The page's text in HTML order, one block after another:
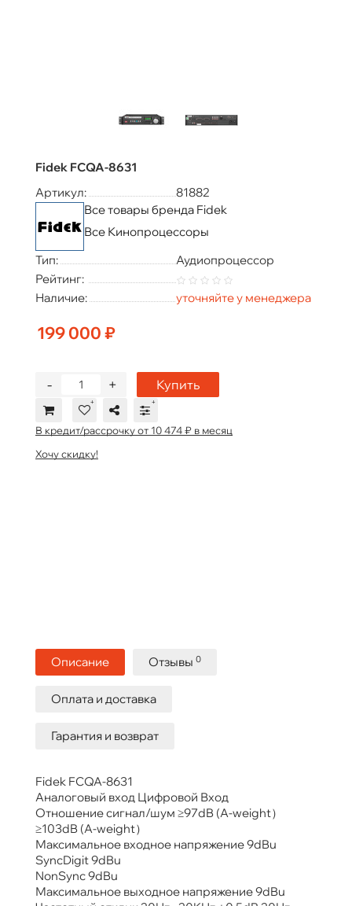
Fidek FCQA-8631
Артикул:
81882
Все товары бренда Fidek
Все Кинопроцессоры
Тип:
Аудиопроцессор
Рейтинг:
Наличие:
уточняйте у менеджера
199 000 ₽
+
- Купить
В кредит/рассрочку от 10 474 ₽ в месяц
Хочу скидку!
Описание Отзывы 0
Оплата и доставка
Гарантия и возврат
Fidek FCQA-8631
Аналоговый вход Цифровой Вход
Отношение сигнал/шум ≥97dB (A-weight）
≥103dB (A-weight）
Максимальное входное напряжение 9dBu
SyncDigit 9dBu
NonSync 9dBu
Максимальное выходное напряжение 9dBu